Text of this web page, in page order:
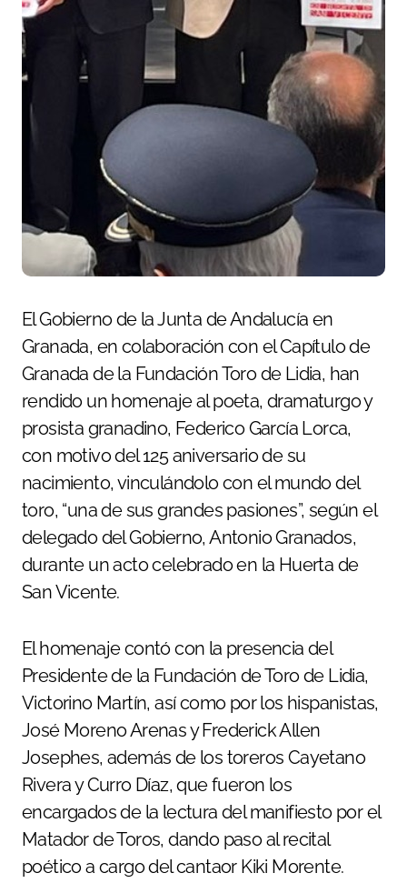
El Gobierno de la Junta de Andalucía en
Granada, en colaboración con el Capítulo de
Granada de la Fundación Toro de Lidia, han
rendido un homenaje al poeta, dramaturgo y
prosista granadino, Federico García Lorca,
con motivo del 125 aniversario de su
nacimiento, vinculándolo con el mundo del
toro, “una de sus grandes pasiones”, según el
delegado del Gobierno, Antonio Granados,
durante un acto celebrado en la Huerta de
San Vicente.
El homenaje contó con la presencia del
Presidente de la Fundación de Toro de Lidia,
Victorino Martín, así como por los hispanistas,
José Moreno Arenas y Frederick Allen
Josephes, además de los toreros Cayetano
Rivera y Curro Díaz, que fueron los
encargados de la lectura del manifiesto por el
Matador de Toros, dando paso al recital
poético a cargo del cantaor Kiki Morente.